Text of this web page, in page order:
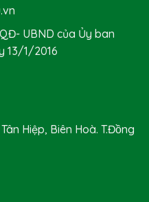
UBND của Ủy ban
13/1/2016
Hiệp, Biên Hoà. T.Đồng